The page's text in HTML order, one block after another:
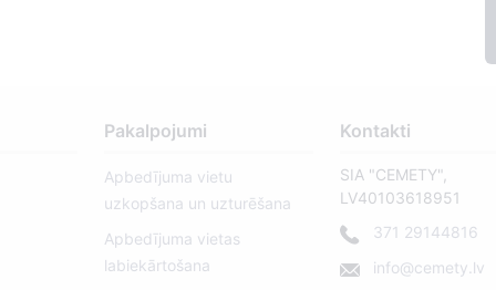
Pakalpojumi
Apbedījuma vietu
uzkopšana un uzturēšana
Apbedījuma vietas
labiekārtošana
Kontakti
SIA "CEMETY",
LV40103618951
371 29144816
info@cemety.lv